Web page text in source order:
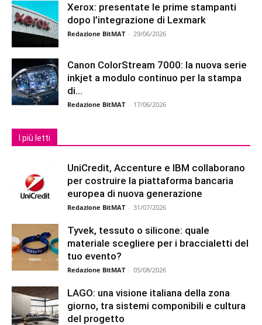
Xerox: presentate le prime stampanti
dopo l’integrazione di Lexmark
Redazione BitMAT - 29/06/2026
Canon ColorStream 7000: la nuova serie
inkjet a modulo continuo per la stampa
di...
Redazione BitMAT - 17/06/2026
I più letti
UniCredit, Accenture e IBM collaborano
per costruire la piattaforma bancaria
europea di nuova generazione
Redazione BitMAT - 31/07/2026
Tyvek, tessuto o silicone: quale
materiale scegliere per i braccialetti del
tuo evento?
Redazione BitMAT - 05/08/2026
LAGO: una visione italiana della zona
giorno, tra sistemi componibili e cultura
del progetto